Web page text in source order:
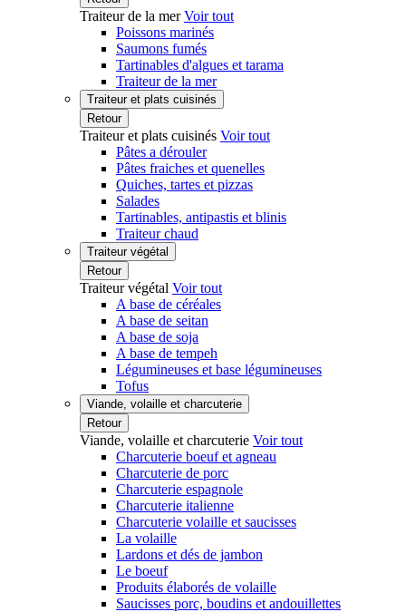
Traiteur de la merVoir tout
Poissons marinés
Saumons fumés
Tartinables d'algues et tarama
Traiteur de la mer
Traiteur et plats cuisinés
Retour
Traiteur et plats cuisinés Voir tout
Pâtes a dérouler
Pâtes fraiches et quenelles
Quiches, tartes et pizzas
Salades
Tartinables, antipastis et blinis
Traiteur chaud
Traiteur végétal
Retour
Traiteur végétal Voir tout
A base de céréales
A base de seitan
A base de soja
A base de tempeh
Légumineuses et base légumineuses
Tofus
Viande, volaille et charcuterie
Retour
Viande, volaille et charcuterie Voir tout
Charcuterie boeuf et agneau
Charcuterie de porc
Charcuterie espagnole
Charcuterie italienne
Charcuterie volaille et saucisses
La volaille
Lardons et dés de jambon
Le boeuf
Produits élaborés de volaille
Saucisses porc, boudins et andouillettes